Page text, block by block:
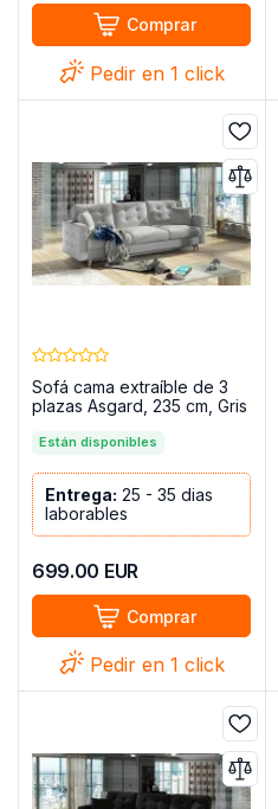
Comprar
Pedir en 1 click
Sofá cama extraíble de 3
plazas Asgard, 235 cm, Gris
Están disponibles
Entrega: 25 - 35 dias
laborables
699.00 EUR
Comprar
Pedir en 1 click